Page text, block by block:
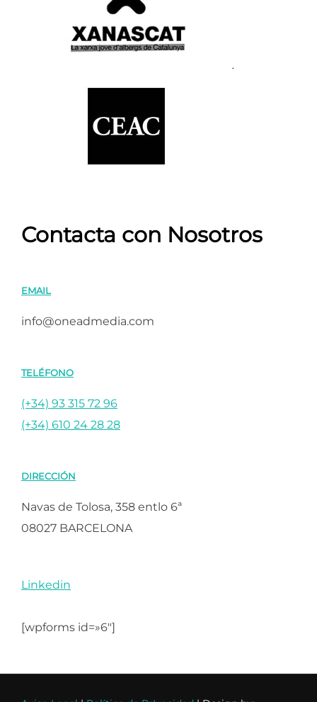
Contacta con Nosotros
EMAIL
info@oneadmedia.com
TELÉFONO
(+34) 93 315 72 96
(+34) 610 24 28 28
DIRECCIÓN
Navas de Tolosa, 358 entlo 6ª
08027 BARCELONA
Linkedin
[wpforms id=»6″]